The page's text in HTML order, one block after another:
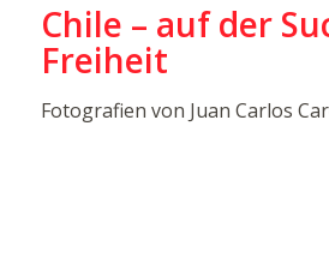
Chile – auf der
Freiheit
Fotografien von Juan Carlos